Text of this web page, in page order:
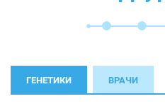
ГЕНЕТИКИ ВРАЧИ